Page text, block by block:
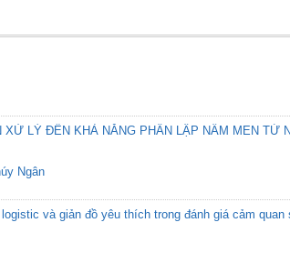
LÝ ĐẾN KHẢ NĂNG PHÂN LẬP NẤM MEN TỪ
Ngân
và giản đồ yêu thích trong đánh giá cảm quan